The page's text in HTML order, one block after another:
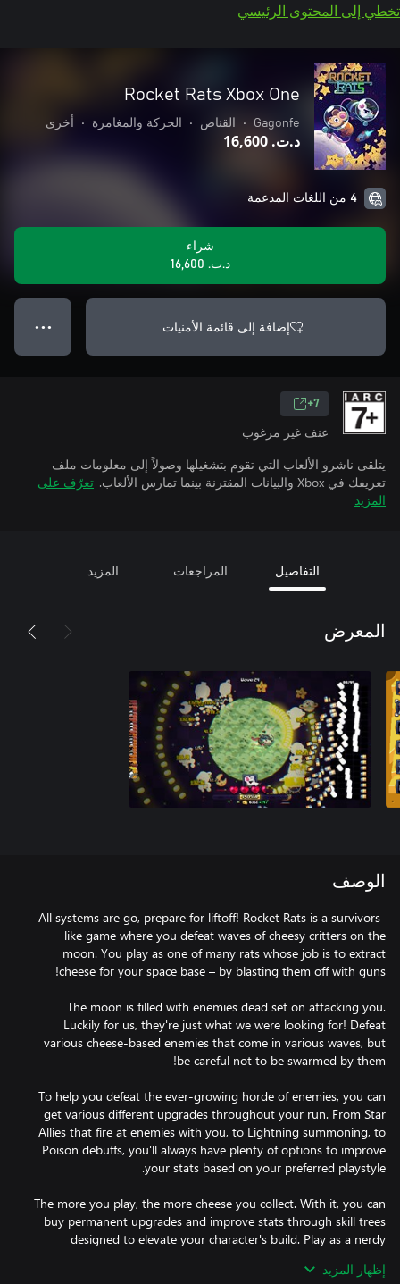
تخطي إلى المحتوى الرئيسي
Rocket Rats Xbox One
Gagonfe
• القناص • الحركة والمغامرة • أخرى
د.ت.‏ 16,600
4 من اللغات المدعمة
شراء
د.ت.‏ 16,600
إضافة إلى قائمة الأمنيات ● ● ●
7+
عنف غير مرغوب
يتلقى ناشرو الألعاب التي تقوم بتشغيلها وصولاً إلى معلومات ملف
تعريفك في Xbox والبيانات المقترنة بينما تمارس الألعاب.
تعرّف على
المزيد
التفاصيل المراجعات المزيد
المعرض
الوصف
All systems are go, prepare for liftoff! Rocket Rats is a survivors-
like game where you defeat waves of cheesy critters on the
moon. You play as one of many rats whose job is to extract
The moon is filled with enemies dead set on attacking you.
Luckily for us, they're just what we were looking for! Defeat
various cheese-based enemies that come in various waves, but
To help you defeat the ever-growing horde of enemies, you can
get various different upgrades throughout your run. From Star
Allies that fire at enemies with you, to Lightning summoning, to
Poison debuffs, you'll always have plenty of options to improve
The more you play, the more cheese you collect. With it, you can
buy permanent upgrades and improve stats through skill trees
designed to elevate your character's build. Play as a nerdy
unlockable characters.
إظهار المزيد